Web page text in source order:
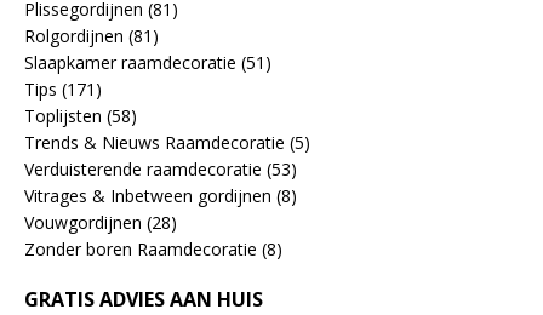
Plissegordijnen (81)
Rolgordijnen (81)
Slaapkamer raamdecoratie (51)
Tips (171)
Toplijsten (58)
Trends & Nieuws Raamdecoratie (5)
Verduisterende raamdecoratie (53)
Vitrages & Inbetween gordijnen (8)
Vouwgordijnen (28)
Zonder boren Raamdecoratie (8)
GRATIS ADVIES AAN HUIS